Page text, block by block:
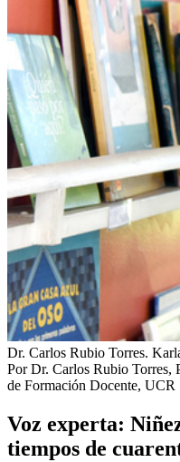
Dr. Carlos Rubio Torres.
Por Dr. Carlos Rubio Torres,
de Formación Docente, UCR
Voz experta:
tiempos de